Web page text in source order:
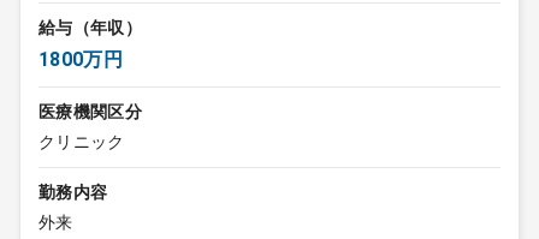
給与（年収）
1800万円
医療機関区分
クリニック
勤務内容
外来